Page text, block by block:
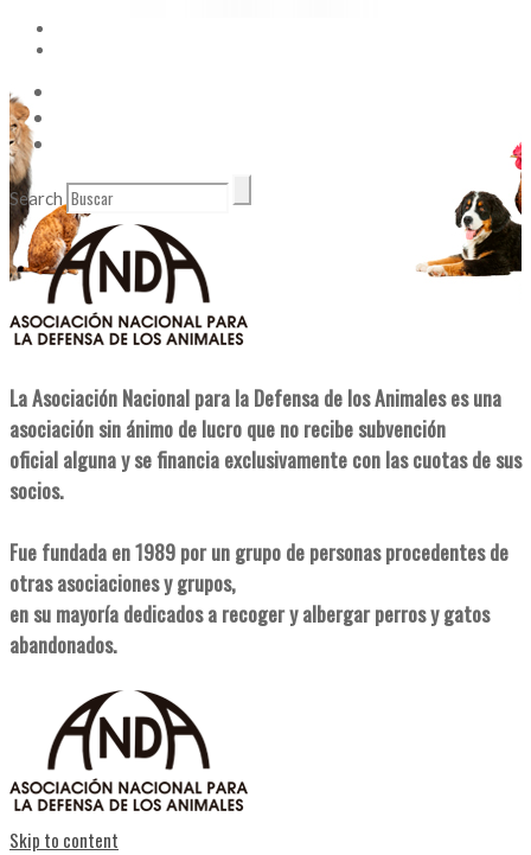
Search
La Asociación Nacional para la Defensa de los Animales es una
asociación sin ánimo de lucro que no recibe subvención
oficial alguna y se financia exclusivamente con las cuotas de sus
socios.
Fue fundada en 1989 por un grupo de personas procedentes de
otras asociaciones y grupos,
en su mayoría dedicados a recoger y albergar perros y gatos
abandonados.
Skip to content